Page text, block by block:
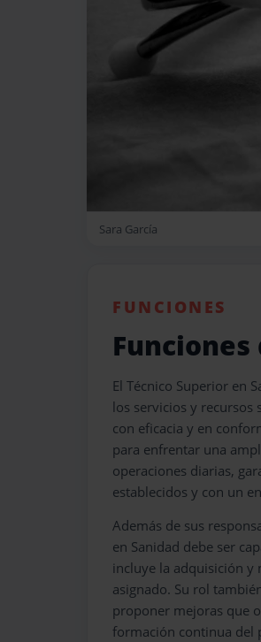
Sara García
FUNCIONES
Funciones
El Técnico Superior en
los servicios y recursos
con eficacia y en
para enfrentar una
operaciones diarias,
establecidos y con un
Además de sus
en Sanidad debe ser
incluye la adquisición y
asignado. Su rol
proponer mejoras que
formación continua del